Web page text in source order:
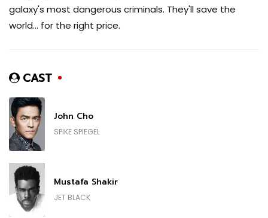
galaxy's most dangerous criminals. They'll save the
world... for the right price.
CAST
John Cho
SPIKE SPIEGEL
Mustafa Shakir
JET BLACK